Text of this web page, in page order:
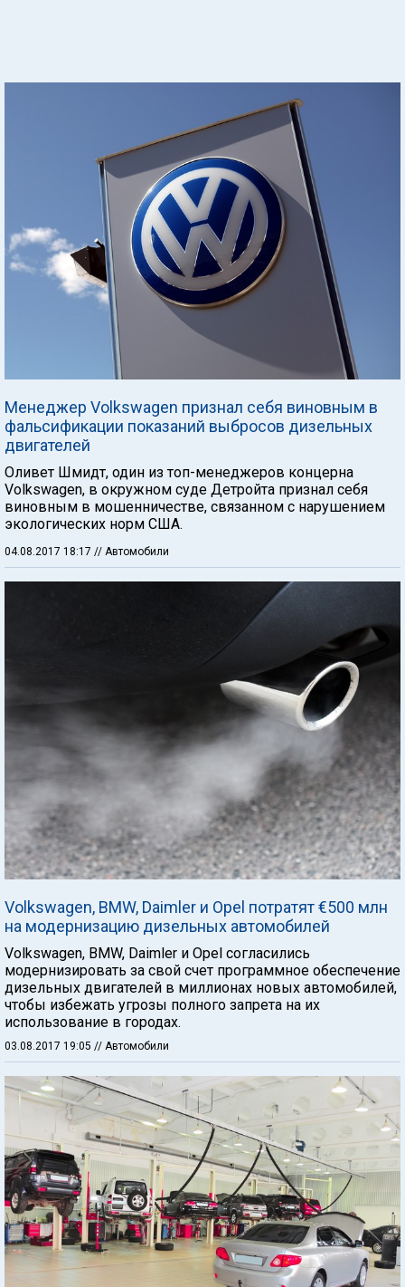
Менеджер Volkswagen признал себя виновным в
фальсификации показаний выбросов дизельных
двигателей
Оливет Шмидт, один из топ-менеджеров концерна
Volkswagen, в окружном суде Детройта признал себя
виновным в мошенничестве, связанном с нарушением
экологических норм США.
04.08.2017 18:17 // Автомобили
Volkswagen, BMW, Daimler и Opel потратят €500 млн
на модернизацию дизельных автомобилей
Volkswagen, BMW, Daimler и Opel согласились
модернизировать за свой счет программное обеспечение
дизельных двигателей в миллионах новых автомобилей,
чтобы избежать угрозы полного запрета на их
использование в городах.
03.08.2017 19:05 // Автомобили